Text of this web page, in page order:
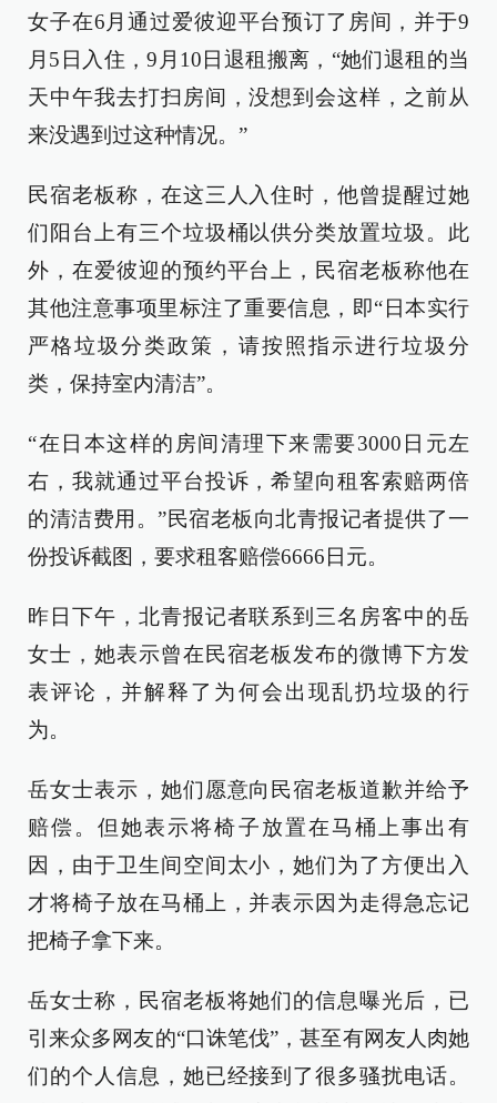
女子在6月通过爱彼迎平台预订了房间，并于9
月5日入住，9月10日退租搬离，“她们退租的当
天中午我去打扫房间，没想到会这样，之前从
来没遇到过这种情况。”
民宿老板称，在这三人入住时，他曾提醒过她
们阳台上有三个垃圾桶以供分类放置垃圾。此
外，在爱彼迎的预约平台上，民宿老板称他在
其他注意事项里标注了重要信息，即“日本实行
严格垃圾分类政策，请按照指示进行垃圾分
类，保持室内清洁”。
“在日本这样的房间清理下来需要3000日元左
右，我就通过平台投诉，希望向租客索赔两倍
的清洁费用。”民宿老板向北青报记者提供了一
份投诉截图，要求租客赔偿6666日元。
昨日下午，北青报记者联系到三名房客中的岳
女士，她表示曾在民宿老板发布的微博下方发
表评论，并解释了为何会出现乱扔垃圾的行
为。
岳女士表示，她们愿意向民宿老板道歉并给予
赔偿。但她表示将椅子放置在马桶上事出有
因，由于卫生间空间太小，她们为了方便出入
才将椅子放在马桶上，并表示因为走得急忘记
把椅子拿下来。
岳女士称，民宿老板将她们的信息曝光后，已
引来众多网友的“口诛笔伐”，甚至有网友人肉她
们的个人信息，她已经接到了很多骚扰电话。